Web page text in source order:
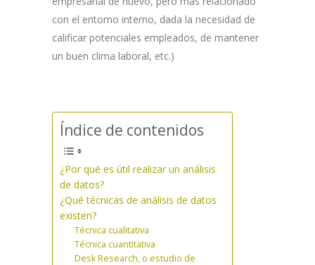
con el entorno interno, dada la necesidad de
calificar potenciales empleados, de mantener
un buen clima laboral, etc.)
Índice de contenidos
¿Por qué es útil realizar un análisis
de datos?
¿Qué técnicas de análisis de datos
existen?
Técnica cualitativa
Técnica cuantitativa
Desk Research, o estudio de